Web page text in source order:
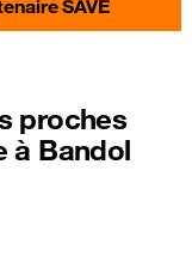
SAVE
proches
à Bandol